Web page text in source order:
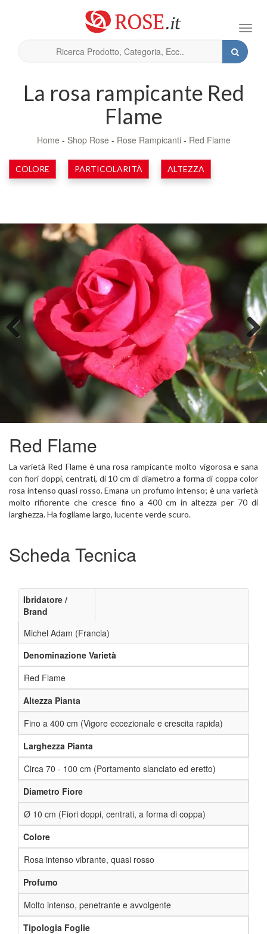
La rosa rampicante Red
Flame
Home - Shop Rose - Rose Rampicanti - Red Flame
COLORE PARTICOLARITÀ ALTEZZA
Next
Red Flame
La varietà Red Flame è una rosa rampicante molto vigorosa e sana
con fiori doppi, centrati, di 10 cm di diametro a forma di coppa color
rosa intenso quasi rosso. Emana un profumo intenso; è una varietà
molto rifiorente che cresce fino a 400 cm in altezza per 70 di
larghezza. Ha fogliame largo, lucente verde scuro.
Scheda Tecnica
Ibridatore /
Brand
Michel Adam (Francia)
Denominazione Varietà
Red Flame
Altezza Pianta
Fino a 400 cm (Vigore eccezionale e crescita rapida)
Larghezza Pianta
Circa 70 - 100 cm (Portamento slanciato ed eretto)
Diametro Fiore
Ø 10 cm (Fiori doppi, centrati, a forma di coppa)
Colore
Rosa intenso vibrante, quasi rosso
Profumo
Molto intenso, penetrante e avvolgente
Tipologia Foglie